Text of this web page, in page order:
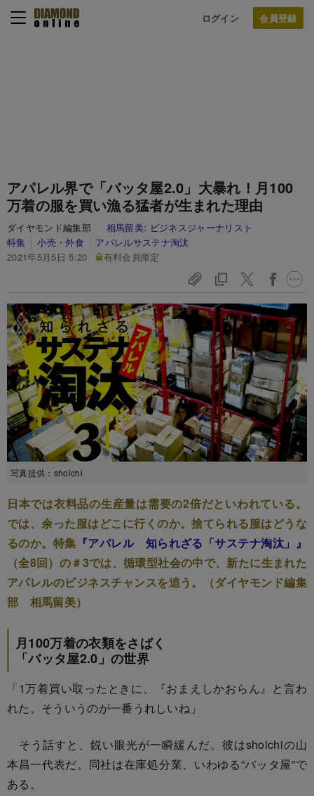
ログイン
アパレル界で「バッタ屋2.0」大暴れ！月100
万着の服を買い漁る猛者が生まれた理由
ダイヤモンド編集部 相馬留美: ビジネスジャーナリスト
特集
小売・外食
アパレルサステナ淘汰
2021年5月5日 5:20
有料会員限定
写真提供：shoichi
日本では衣料品の生産量は需要の2倍だといわれている。
では、余った服はどこに行くのか。捨てられる服はどうな
るのか。特集 『アパレル 知られざる「サステナ淘汰」』
（全8回）の＃3では、循環型社会の中で、新たに生まれた
アパレルのビジネスチャンスを追う。（ダイヤモンド編集
部 相馬留美）
月100万着の衣類をさばく
「バッタ屋2.0」の世界
「1万着買い取ったときに、『おまえしかおらん』と言わ
れた。そういうのが一番うれしいね」
そう話すと、鋭い眼光が一瞬緩んだ。彼はshoichiの山
本昌一代表だ。同社は在庫処分業、いわゆる“バッタ屋”で
ある。